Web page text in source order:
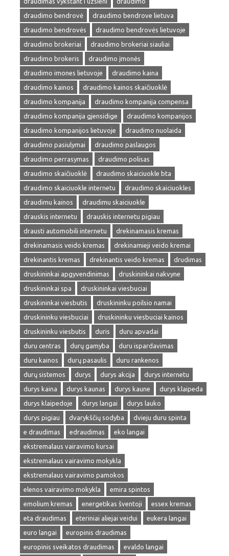
draudimo bendrovė
draudimo bendrove lietuva
draudimo bendrovės
draudimo bendrovės lietuvoje
draudimo brokeriai
draudimo brokeriai siauliai
draudimo brokeris
draudimo įmonės
draudimo imones lietuvoje
draudimo kaina
draudimo kainos
draudimo kainos skaičiuoklė
draudimo kompanija
draudimo kompanija compensa
draudimo kompanija gjensidige
draudimo kompanijos
draudimo kompanijos lietuvoje
draudimo nuolaida
draudimo pasiulymai
draudimo paslaugos
draudimo perrasymas
draudimo polisas
draudimo skaičiuoklė
draudimo skaiciuokle bta
draudimo skaiciuokle internetu
draudimo skaiciuokles
draudimu kainos
draudimu skaiciuokle
drauskis internetu
drauskis internetu pigiau
drausti automobili internetu
drekinamasis kremas
drekinamasis veido kremas
drekinamieji veido kremai
drekinantis kremas
drekinantis veido kremas
drudimas
druskininkai apgyvendinimas
druskininkai nakvyne
druskininkai spa
druskininkai viesbuciai
druskininkai viesbutis
druskininku poilsio namai
druskininku viesbuciai
druskininku viesbuciai kainos
druskininku viesbutis
duris
duru apvadai
duru centras
durų gamyba
duru ispardavimas
duru kainos
durų pasaulis
duru rankenos
durų sistemos
durys durys akcija
durys internetu
durys kaina
durys kaunas durys kaune
durys klaipeda
durys klaipedoje
durys langai
durys lauko
durys pigiau
dvarykščių sodyba
dvieju duru spinta
e draudimas
edraudimas
eko langai
ekstremalaus vairavimo kursai
ekstremalaus vairavimo mokykla
ekstremalaus vairavimo pamokos
elenos vairavimo mokykla
emira spintos
emolium kremas
energetikas šventoji
essex kremas
eta draudimas
eteriniai aliejai veidui
eukera langai
euro langai
europinis draudimas
europinis sveikatos draudimas
evaldo langai